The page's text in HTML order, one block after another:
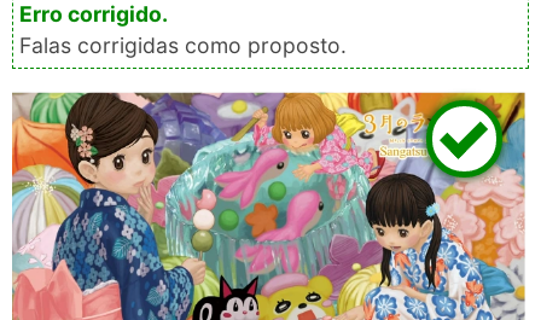
Falas corrigidas como proposto.